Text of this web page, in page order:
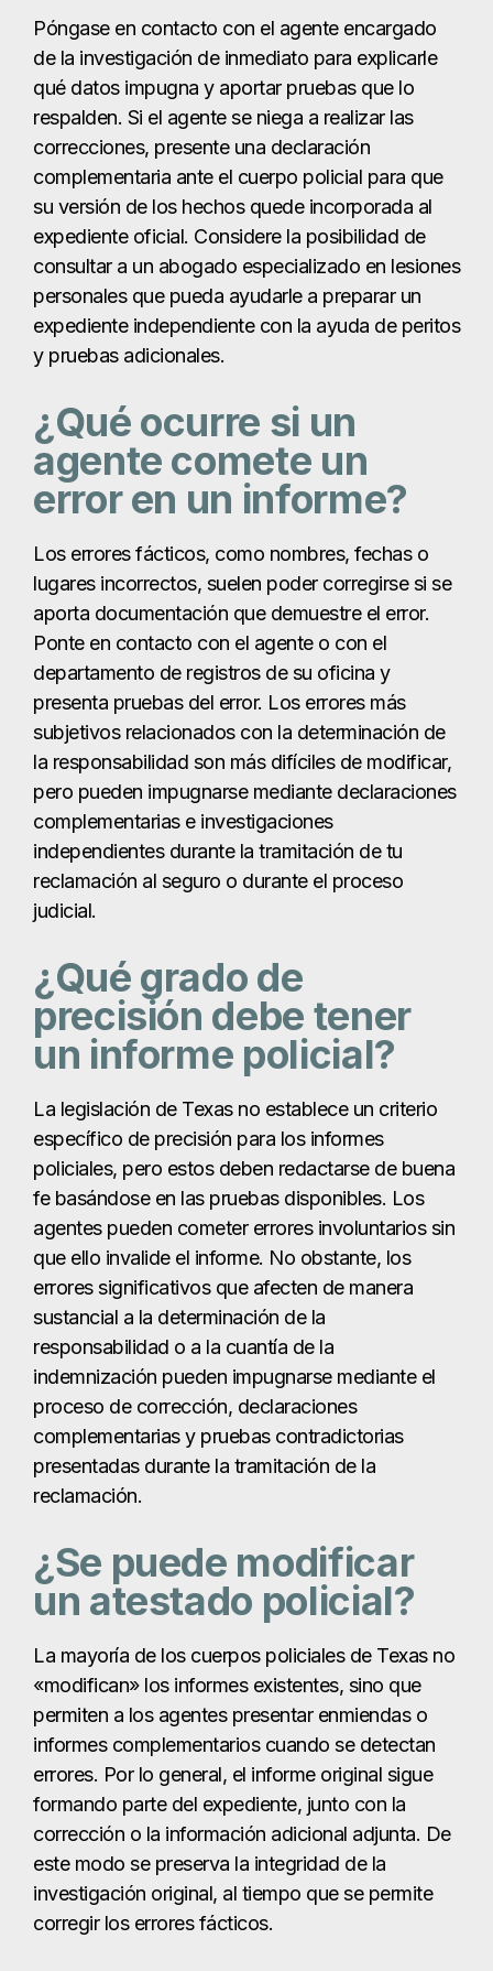
Póngase en contacto con el agente encargado
de la investigación de inmediato para explicarle
qué datos impugna y aportar pruebas que lo
respalden. Si el agente se niega a realizar las
correcciones, presente una declaración
complementaria ante el cuerpo policial para que
su versión de los hechos quede incorporada al
expediente oficial. Considere la posibilidad de
consultar a un abogado especializado en lesiones
personales que pueda ayudarle a preparar un
expediente independiente con la ayuda de peritos
y pruebas adicionales.
¿Qué ocurre si un
agente comete un
error en un informe?
Los errores fácticos, como nombres, fechas o
lugares incorrectos, suelen poder corregirse si se
aporta documentación que demuestre el error.
Ponte en contacto con el agente o con el
departamento de registros de su oficina y
presenta pruebas del error. Los errores más
subjetivos relacionados con la determinación de
la responsabilidad son más difíciles de modificar,
pero pueden impugnarse mediante declaraciones
complementarias e investigaciones
independientes durante la tramitación de tu
reclamación al seguro o durante el proceso
judicial.
¿Qué grado de
precisión debe tener
un informe policial?
La legislación de Texas no establece un criterio
específico de precisión para los informes
policiales, pero estos deben redactarse de buena
fe basándose en las pruebas disponibles. Los
agentes pueden cometer errores involuntarios sin
que ello invalide el informe. No obstante, los
errores significativos que afecten de manera
sustancial a la determinación de la
responsabilidad o a la cuantía de la
indemnización pueden impugnarse mediante el
proceso de corrección, declaraciones
complementarias y pruebas contradictorias
presentadas durante la tramitación de la
reclamación.
¿Se puede modificar
un atestado policial?
La mayoría de los cuerpos policiales de Texas no
«modifican» los informes existentes, sino que
permiten a los agentes presentar enmiendas o
informes complementarios cuando se detectan
errores. Por lo general, el informe original sigue
formando parte del expediente, junto con la
corrección o la información adicional adjunta. De
este modo se preserva la integridad de la
investigación original, al tiempo que se permite
corregir los errores fácticos.